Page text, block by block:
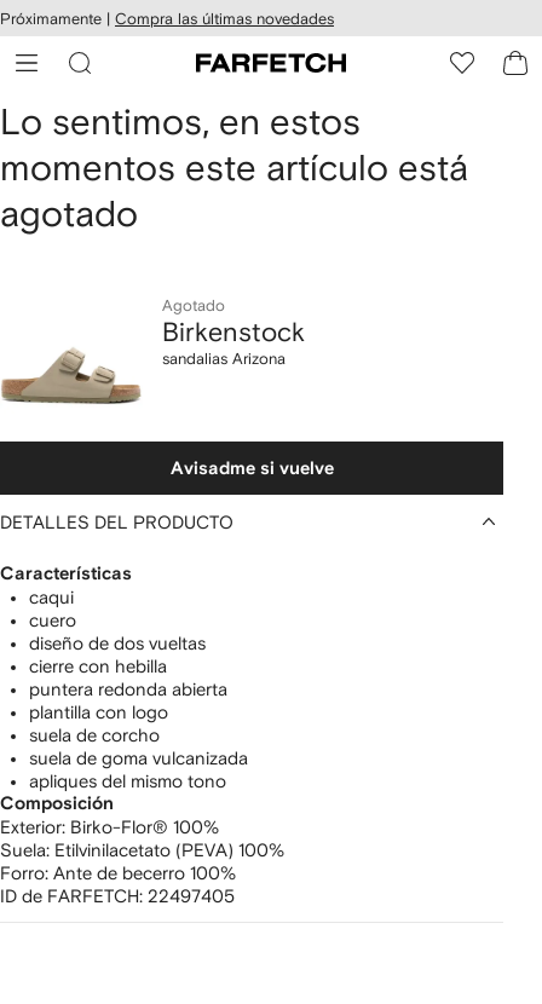
al
Próximamente | Compra las últimas novedades
Birkenstock
sandalias
Arizona
Lo sentimos, en estos
momentos este artículo está
agotado
Agotado
Birkenstock
sandalias Arizona
Avisadme si vuelve
DETALLES DEL PRODUCTO
Características
caqui
cuero
diseño de dos vueltas
cierre con hebilla
puntera redonda abierta
plantilla con logo
suela de corcho
suela de goma vulcanizada
apliques del mismo tono
Composición
Exterior: Birko-Flor® 100%
Suela: Etilvinilacetato (PEVA) 100%
Forro: Ante de becerro 100%
ID de FARFETCH: 22497405